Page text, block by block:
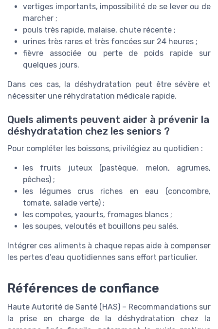
vertiges importants, impossibilité de se lever ou de
marcher ;
pouls très rapide, malaise, chute récente ;
urines très rares et très foncées sur 24 heures ;
fièvre associée ou perte de poids rapide sur
quelques jours.
Dans ces cas, la déshydratation peut être sévère et
nécessiter une réhydratation médicale rapide.
Quels aliments peuvent aider à prévenir la
déshydratation chez les seniors ?
Pour compléter les boissons, privilégiez au quotidien :
les fruits juteux (pastèque, melon, agrumes,
pêches) ;
les légumes crus riches en eau (concombre,
tomate, salade verte) ;
les compotes, yaourts, fromages blancs ;
les soupes, veloutés et bouillons peu salés.
Intégrer ces aliments à chaque repas aide à compenser
les pertes d’eau quotidiennes sans effort particulier.
Références de confiance
Haute Autorité de Santé (HAS) – Recommandations sur
la prise en charge de la déshydratation chez la